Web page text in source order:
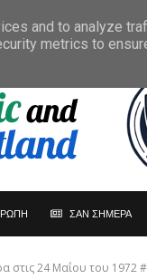
ΣΑΝ ΣΗΜΕΡΑ
στις 24 Μαΐου του 1972
and to analyze
metrics to